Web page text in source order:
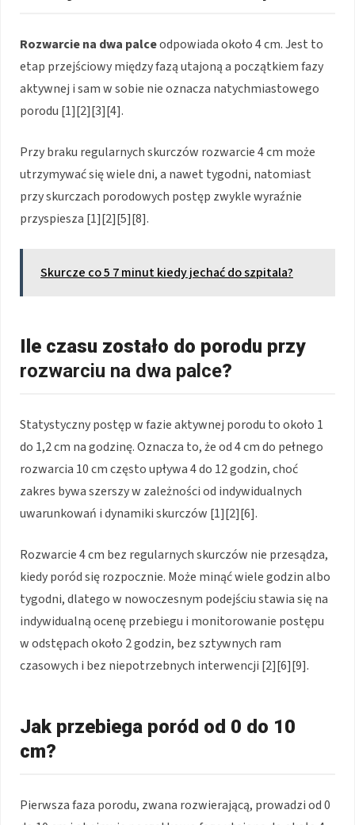
Rozwarcie na dwa palceodpowiada około 4 cm. Jest to
etap przejściowy między fazą utajoną a początkiem fazy
aktywnej i sam w sobie nie oznacza natychmiastowego
porodu [1][2][3][4].
Przy braku regularnych skurczów rozwarcie 4 cm może
utrzymywać się wiele dni, a nawet tygodni, natomiast
przy skurczach porodowych postęp zwykle wyraźnie
przyspiesza [1][2][5][8].
Skurcze co 5 7 minut kiedy jechać do szpitala?
Ile czasu zostało do porodu przy
rozwarciu na dwa palce?
Statystyczny postęp w fazie aktywnej porodu to około 1
do 1,2 cm na godzinę. Oznacza to, że od 4 cm do pełnego
rozwarcia 10 cm często upływa 4 do 12 godzin, choć
zakres bywa szerszy w zależności od indywidualnych
uwarunkowań i dynamiki skurczów [1][2][6].
Rozwarcie 4 cm bez regularnych skurczów nie przesądza,
kiedy poród się rozpocznie. Może minąć wiele godzin albo
tygodni, dlatego w nowoczesnym podejściu stawia się na
indywidualną ocenę przebiegu i monitorowanie postępu
w odstępach około 2 godzin, bez sztywnych ram
czasowych i bez niepotrzebnych interwencji [2][6][9].
Jak przebiega poród od 0 do 10
cm?
Pierwsza faza porodu, zwana rozwierającą, prowadzi od 0